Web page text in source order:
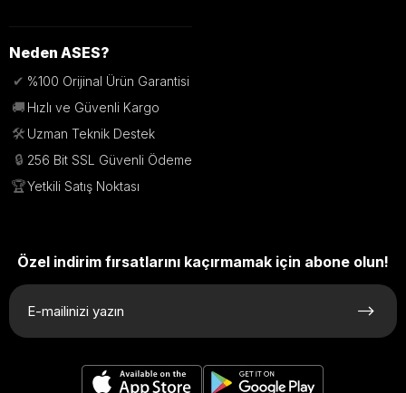
Neden ASES?
✔ %100 Orijinal Ürün Garantisi
🚚 Hızlı ve Güvenli Kargo
🛠️ Uzman Teknik Destek
🔒 256 Bit SSL Güvenli Ödeme
🏆Yetkili Satış Noktası
Özel indirim fırsatlarını kaçırmamak için abone olun!